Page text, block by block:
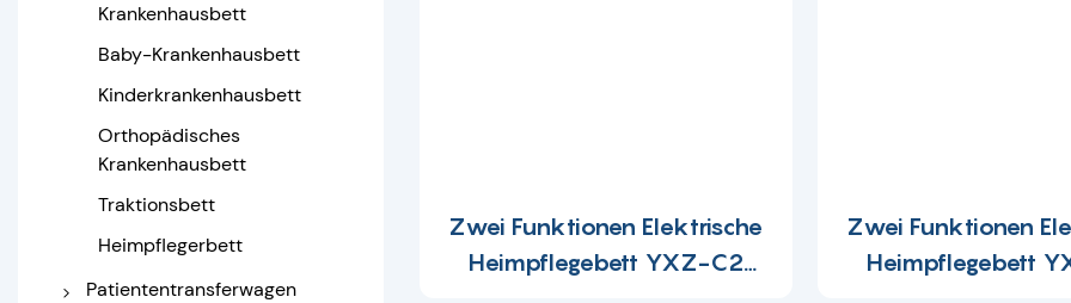
Krankenhausbett
Baby-Krankenhausbett
Kinderkrankenhausbett
Orthopädisches
Krankenhausbett
Traktionsbett
Heimpflegerbett
Patiententransferwagen
Zwei Funktionen Elektrische
Heimpflegebett YXZ-C2
Zwei Funktionen
Heimpflegebett